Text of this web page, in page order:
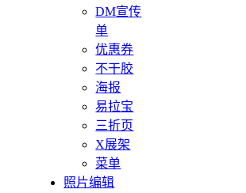
DM宣传
单
优惠券
不干胶
海报
易拉宝
三折页
X展架
菜单
照片编辑